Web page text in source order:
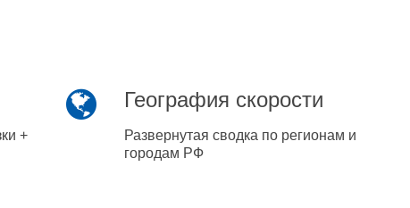
+
География скорости
Развернутая сводка по регионам и
городам РФ